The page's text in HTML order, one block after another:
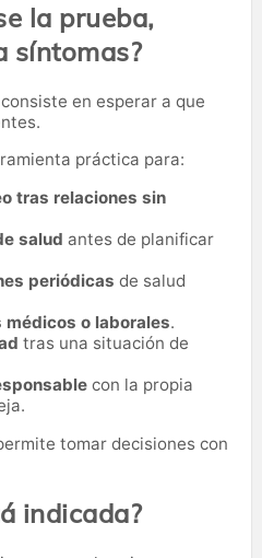
la prueba,
síntomas?
en esperar a que
práctica para:
tras relaciones sin
salud antes de planificar
periódicas de salud
médicos o laborales.
tras una situación de
con la propia
tomar decisiones con
indicada?